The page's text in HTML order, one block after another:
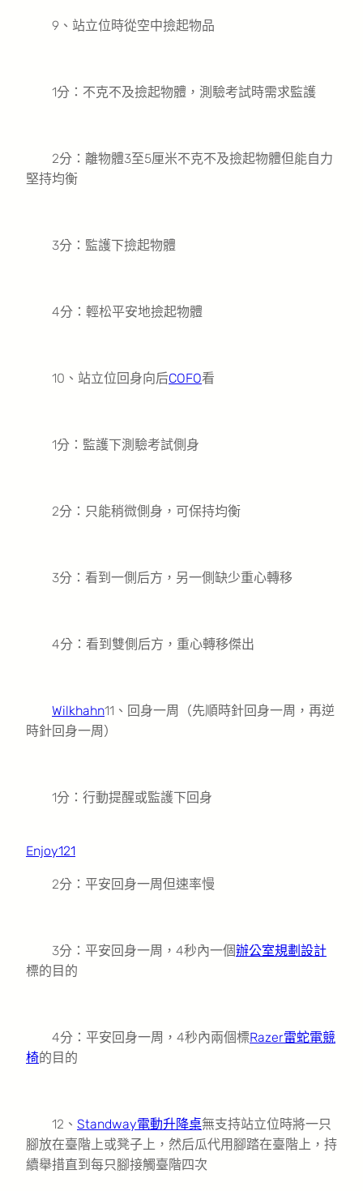
9、站立位時從空中撿起物品
1分：不克不及撿起物體，測驗考試時需求監護
2分：離物體3至5厘米不克不及撿起物體但能自力
堅持均衡
3分：監護下撿起物體
4分：輕松平安地撿起物體
10、站立位回身向后COFO看
1分：監護下測驗考試側身
2分：只能稍微側身，可保持均衡
3分：看到一側后方，另一側缺少重心轉移
4分：看到雙側后方，重心轉移傑出
Wilkhahn11、回身一周（先順時針回身一周，再逆
時針回身一周）
1分：行動提醒或監護下回身
Enjoy121
2分：平安回身一周但速率慢
3分：平安回身一周，4秒內一個辦公室規劃設計
標的目的
4分：平安回身一周，4秒內兩個標Razer雷蛇電競
椅的目的
12、 Standway電動升降桌無支持站立位時將一只
腳放在臺階上或凳子上，然后瓜代用腳踏在臺階上，持
續舉措直到每只腳接觸臺階四次